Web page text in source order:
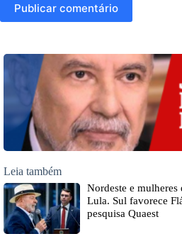
Publicar comentário
Leia também
Nordeste e mulheres
Lula. Sul favorece
pesquisa Quaest